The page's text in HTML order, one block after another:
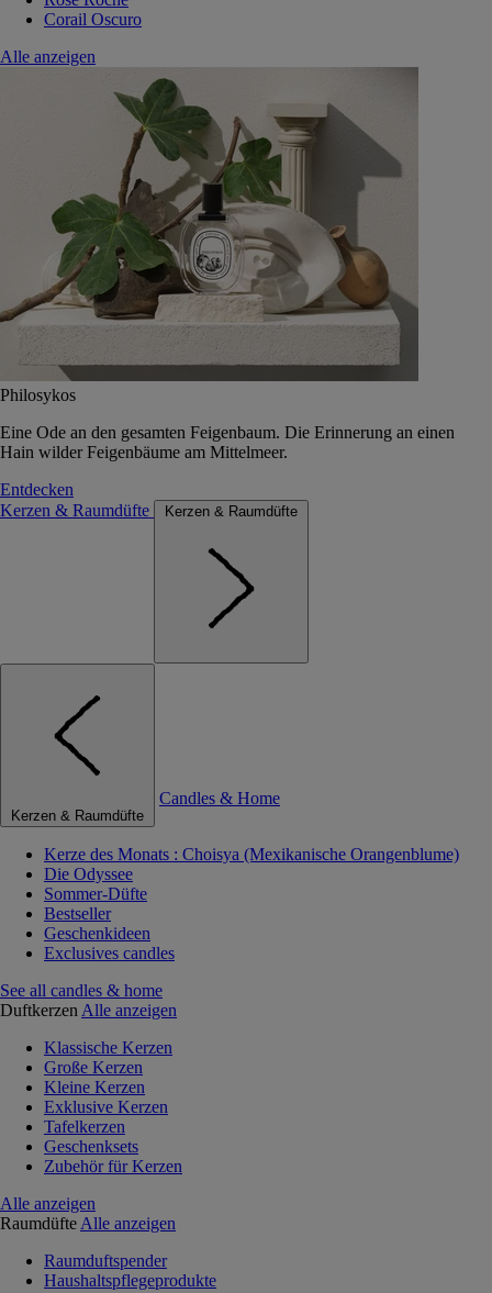
Corail Oscuro
Alle anzeigen
Philosykos
Eine Ode an den gesamten Feigenbaum. Die Erinnerung an einen
Hain wilder Feigenbäume am Mittelmeer.
Entdecken
Kerzen & Raumdüfte
Kerzen & Raumdüfte
Kerzen & Raumdüfte
Candles & Home
Kerze des Monats : Choisya (Mexikanische Orangenblume)
Die Odyssee
Sommer-Düfte
Bestseller
Geschenkideen
Exclusives candles
See all candles & home
Duftkerzen Alle anzeigen
Klassische Kerzen
Große Kerzen
Kleine Kerzen
Exklusive Kerzen
Tafelkerzen
Geschenksets
Zubehör für Kerzen
Alle anzeigen
Raumdüfte Alle anzeigen
Raumduftspender
Haushaltspflegeprodukte